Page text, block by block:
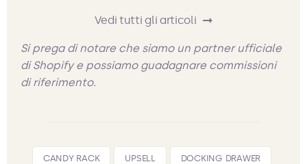
Vedi tutti gli articoli
Si prega di notare che siamo un partner ufficiale
di Shopify e possiamo guadagnare commissioni
di riferimento.
CANDY RACK UPSELL DOCKING DRAWER